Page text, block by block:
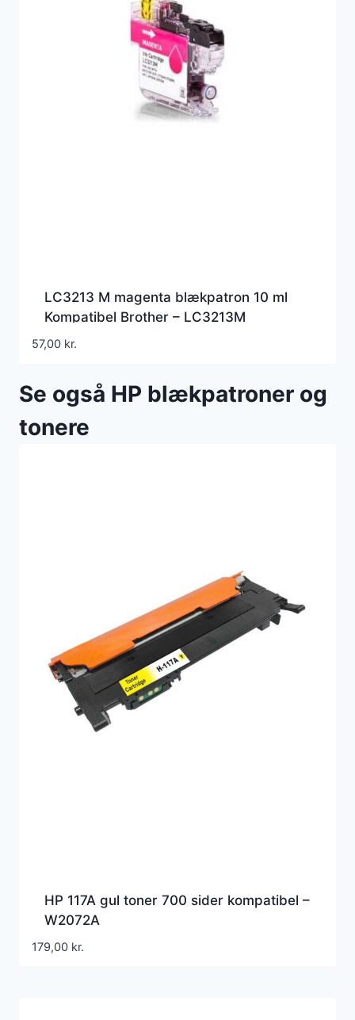
LC3213 M magenta blækpatron 10 ml
Kompatibel Brother – LC3213M
57,00 kr.
Se også HP blækpatroner og
tonere
HP 117A gul toner 700 sider kompatibel –
W2072A
179,00 kr.